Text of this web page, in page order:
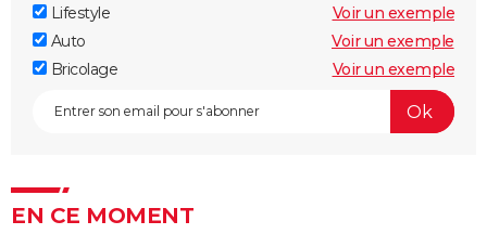
Lifestyle
Voir un exemple
Auto
Voir un exemple
Bricolage
Voir un exemple
EN CE MOMENT